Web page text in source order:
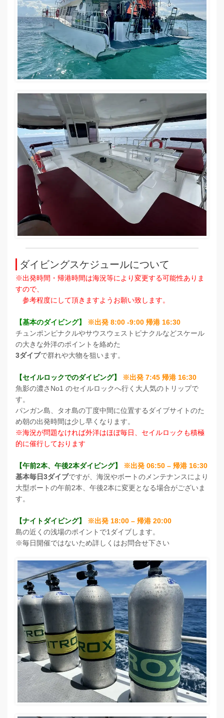
ダイビングスケジュールについて
※出発時間・帰港時間は海況等により変更する可能性ありま
すので、
参考程度にして頂きますようお願い致します。
【基本のダイビング】
※出発 8:00 -9:00 帰港 16:30
チュンポンピナクルやサウスウェストピナクルなどスケール
の大きな外洋のポイントを絡めた
3ダイブで群れや大物を狙います。
【セイルロックでのダイビング】
※出発 7:45 帰港 16:30
魚影の濃さNo1 のセイルロックへ行く大人気のトリップで
す。
パンガン島、タオ島の丁度中間に位置するダイブサイトのた
め朝の出発時間は少し早くなります。
※海況が問題なければ外洋はほぼ毎日、セイルロックも積極
的に催行しております
【午前2本、午後2本ダイビング】
※出発 06:50 – 帰港 16:30
基本毎日3ダイブですが、海況やボートのメンテナンスにより
大型ボートの午前2本、午後2本に変更となる場合がございま
す。
【ナイトダイビング】
※出発 18:00 – 帰港 20:00
島の近くの浅場のポイントで1ダイブします。
※毎日開催ではないため詳しくはお問合せ下さい